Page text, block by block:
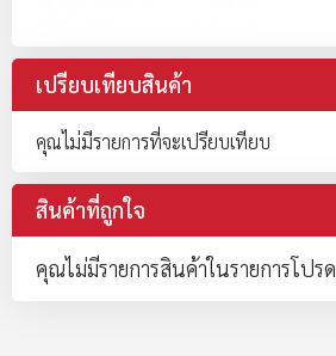
เปรียบเทียบสินค้า
คุณไม่มีรายการที่จะเปรียบเทียบ
สินค้าที่ถูกใจ
คุณไม่มีรายการสินค้าในรายการโปรด